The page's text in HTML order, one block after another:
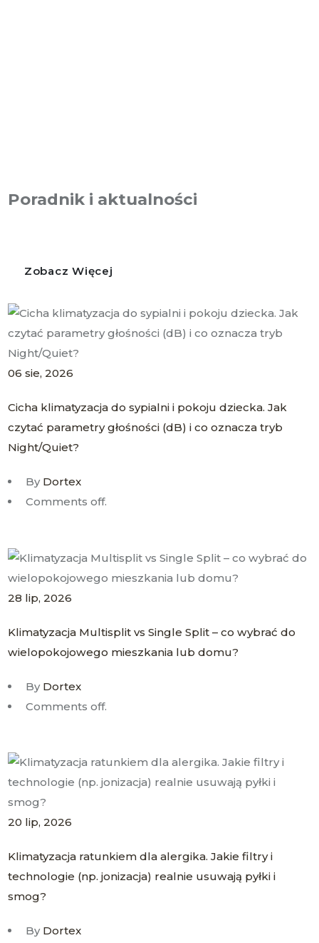
Poradnik i aktualności
Zobacz Więcej
06 sie, 2026
Cicha klimatyzacja do sypialni i pokoju dziecka. Jak
czytać parametry głośności (dB) i co oznacza tryb
Night/Quiet?
By Dortex
Comments off.
28 lip, 2026
Klimatyzacja Multisplit vs Single Split – co wybrać do
wielopokojowego mieszkania lub domu?
By Dortex
Comments off.
20 lip, 2026
Klimatyzacja ratunkiem dla alergika. Jakie filtry i
technologie (np. jonizacja) realnie usuwają pyłki i
smog?
By Dortex